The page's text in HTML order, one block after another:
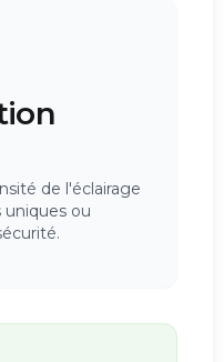
de l'éclairage
uniques ou